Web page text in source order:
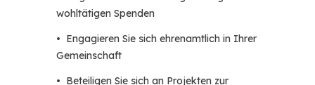
wohltätigen Spenden
• Engagieren Sie sich ehrenamtlich in Ihrer
Gemeinschaft
• Beteiligen Sie sich an Projekten zur